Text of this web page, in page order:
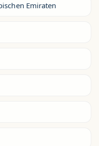
Emiraten